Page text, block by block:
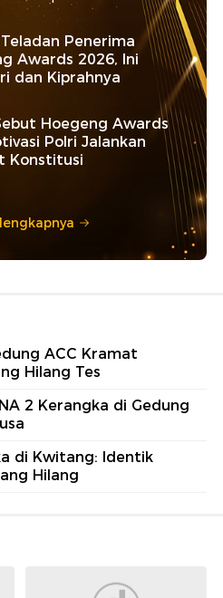
Penerima
Awards 2026, Ini
dan Kiprahnya
Hoegeng Awards
Polri Jalankan
Konstitusi
ACC Kramat
Hilang Tes
2 Kerangka di Gedung
di Kwitang: Identik
Hilang